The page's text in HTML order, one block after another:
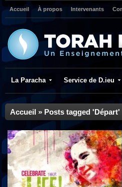
Accueil À propos Intervenants
La Paracha Service de D.ieu
Accueil » Posts tagged 'Départ'